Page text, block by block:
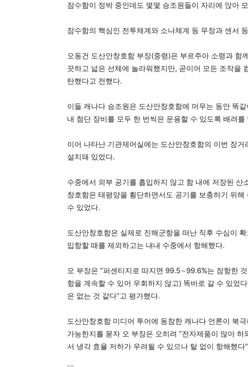
잠수함이 정박 중인데도 몇몇 승조원들이 자리에 앉아
잠수함의 핵심인 전투체계와 소나체계 등 무장과 센서
오동건 도산안창호함 부장(중령)은 부르주아 소령과 함
끗하고 넓은 선체에 놀라워했지만, 곧이어 모든 조작을
탄했다고 전했다.
이들 캐나다 승조원은 도산안창호함에 머무는 동안 똑
내 첨단 장비를 모두 한 번씩은 운용할 수 있도록 배려를
이어 나타난 기관제어실에는 도산안창호함의 이번 장
설치돼 있었다.
수중에서 외부 공기를 흡입하지 않고 함 내에 저장된
창호함은 태평양을 횡단하면서도 공기를 보충하기 위
수 있었다.
도산안창호함은 실제로 진해군항을 떠난 직후 수심이
입항할 때를 제외하고는 내내 수중에서 항해했다.
오 부장은 “퍼센티지로 따지면 99.5∼99.6%는 잠항한
항을 계속할 수 있어 우회하지 않고) 똑바로 갈 수 있었
은 없는 것 같다”고 평가했다.
도산안창호함 미디어 투어에 동참한 캐나다 언론이 북
가능한지를 묻자 오 부장은 오히려 “전자제품이 많아
서 냉각 효율 저하가 우려될 수 있으나 탈 없이 항해했